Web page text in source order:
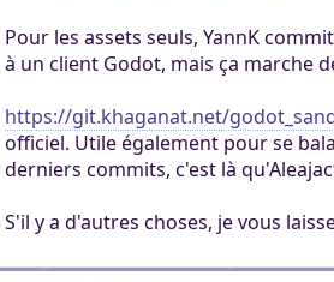
Pour les assets seuls, YannK
à un client Godot, mais ça marche
https://git.khaganat.net/
officiel. Utile également pour se
derniers commits, c'est là
S'il y a d'autres choses, je vous